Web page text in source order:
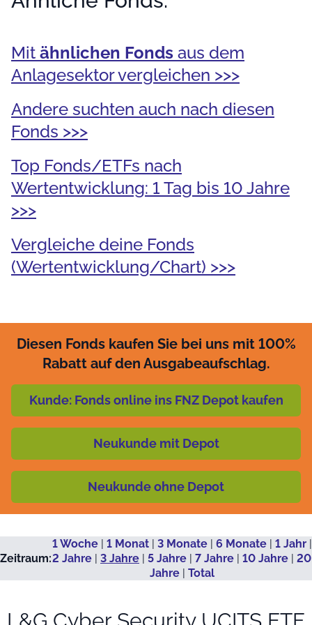
Mit ähnlichen Fonds aus dem
Anlagesektor vergleichen >>>
Andere suchten auch nach diesen
Fonds >>>
Top Fonds/ETFs nach
Wertentwicklung: 1 Tag bis 10 Jahre
>>>
Vergleiche deine Fonds
(Wertentwicklung/Chart) >>>
Diesen Fonds kaufen Sie bei uns mit 100%
Rabatt auf den Ausgabeaufschlag.
Kunde: Fonds online ins FNZ Depot kaufen
Neukunde mit Depot
Neukunde ohne Depot
Zeitraum:
1 Woche| 1 Monat| 3 Monate| 6 Monate| 1 Jahr|
2 Jahre | 3 Jahre | 5 Jahre | 7 Jahre | 10 Jahre | 20
Jahre| Total